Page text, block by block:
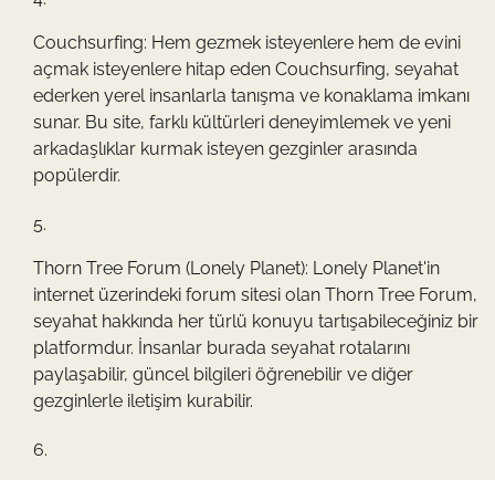
Couchsurfing: Hem gezmek isteyenlere hem de evini
açmak isteyenlere hitap eden Couchsurfing, seyahat
ederken yerel insanlarla tanışma ve konaklama imkanı
sunar. Bu site, farklı kültürleri deneyimlemek ve yeni
arkadaşlıklar kurmak isteyen gezginler arasında
popülerdir.
Thorn Tree Forum (Lonely Planet): Lonely Planet'in
internet üzerindeki forum sitesi olan Thorn Tree Forum,
seyahat hakkında her türlü konuyu tartışabileceğiniz bir
platformdur. İnsanlar burada seyahat rotalarını
paylaşabilir, güncel bilgileri öğrenebilir ve diğer
gezginlerle iletişim kurabilir.